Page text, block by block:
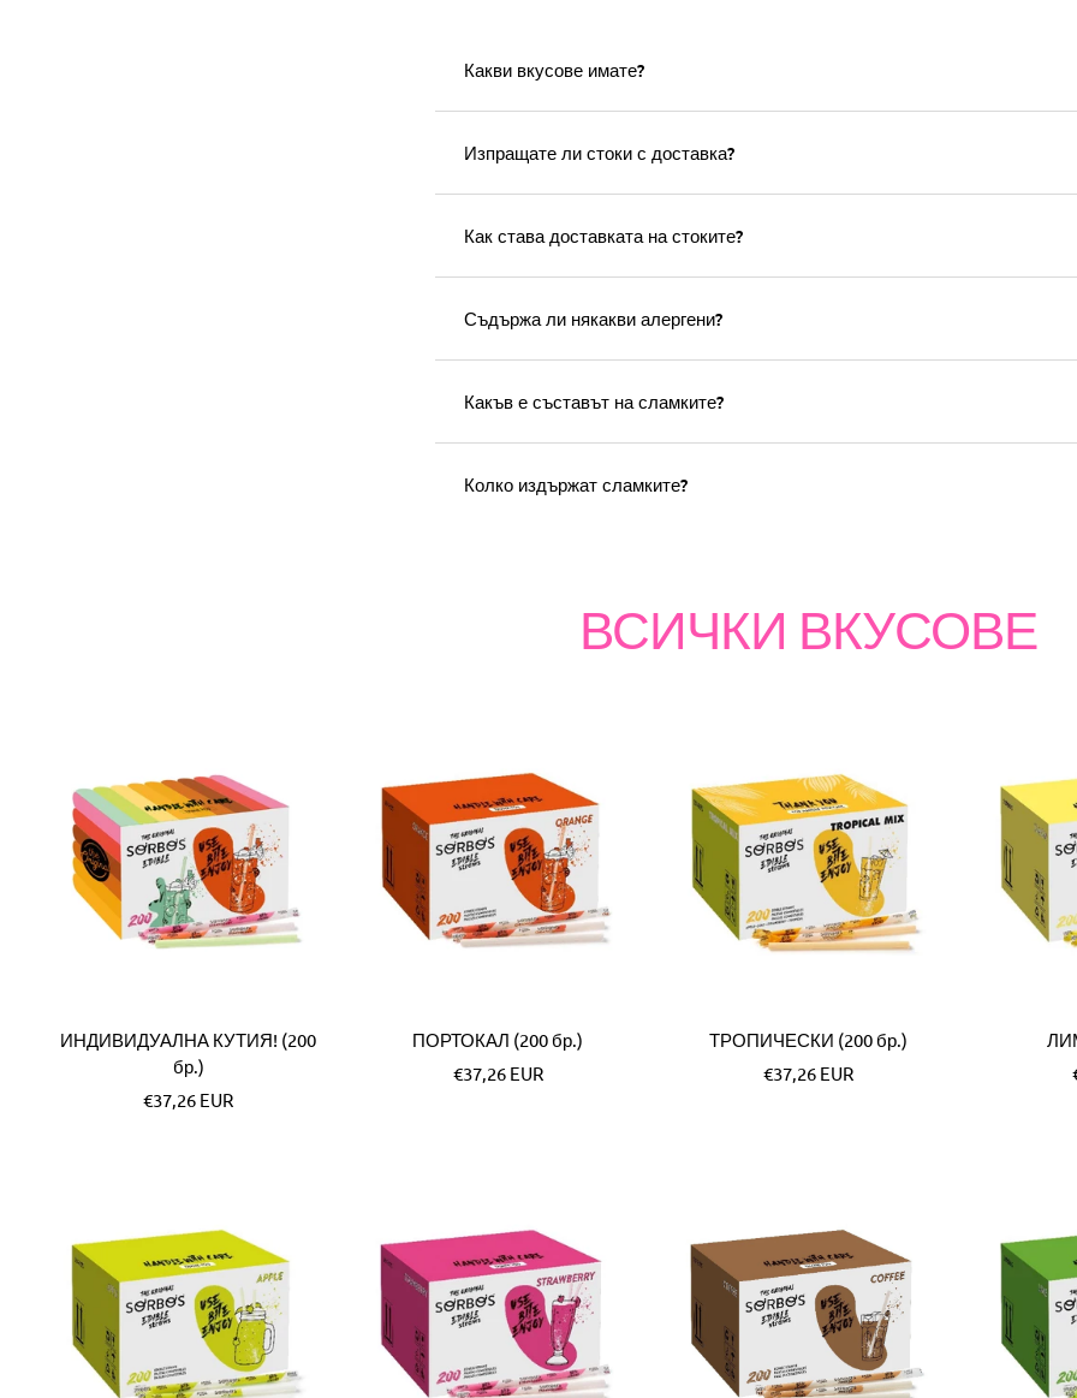
Какви вкусове имате?
Изпращате ли стоки с доставка?
Как става доставката на стоките?
Съдържа ли някакви алергени?
Какъв е съставът на сламките?
Колко издържат сламките?
ВСИЧКИ ВКУСОВЕ
ИНДИВИДУАЛНА КУТИЯ! (200
бр.)
Специална
€37,26 EUR
ПОРТОКАЛ (200 бр.)
Специална
€37,26 EUR
ТРОПИЧЕСКИ (200 бр.)
Специална
€37,26 EUR